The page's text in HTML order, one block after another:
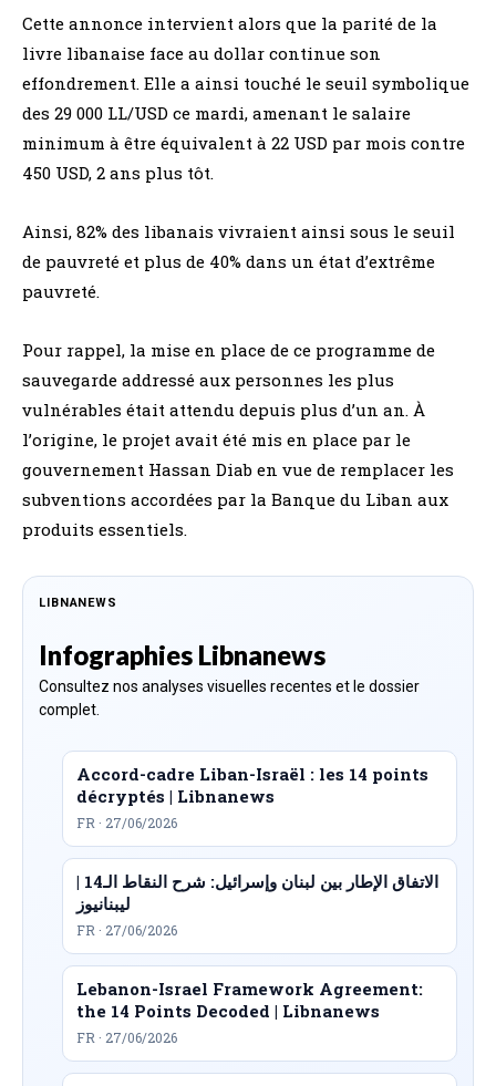
Cette annonce intervient alors que la parité de la
livre libanaise face au dollar continue son
effondrement. Elle a ainsi touché le seuil symbolique
des 29 000 LL/USD ce mardi, amenant le salaire
minimum à être équivalent à 22 USD par mois contre
450 USD, 2 ans plus tôt.
Ainsi, 82% des libanais vivraient ainsi sous le seuil
de pauvreté et plus de 40% dans un état d’extrême
pauvreté.
Pour rappel, la mise en place de ce programme de
sauvegarde addressé aux personnes les plus
vulnérables était attendu depuis plus d’un an. À
l’origine, le projet avait été mis en place par le
gouvernement Hassan Diab en vue de remplacer les
subventions accordées par la Banque du Liban aux
produits essentiels.
LIBNANEWS
Infographies Libnanews
Consultez nos analyses visuelles recentes et le dossier
complet.
Accord-cadre Liban-Israël : les 14 points
décryptés | Libnanews
FR · 27/06/2026
الاتفاق الإطار بين لبنان وإسرائيل: شرح النقاط الـ14 |
ليبنانيوز
FR · 27/06/2026
Lebanon-Israel Framework Agreement:
the 14 Points Decoded | Libnanews
FR · 27/06/2026